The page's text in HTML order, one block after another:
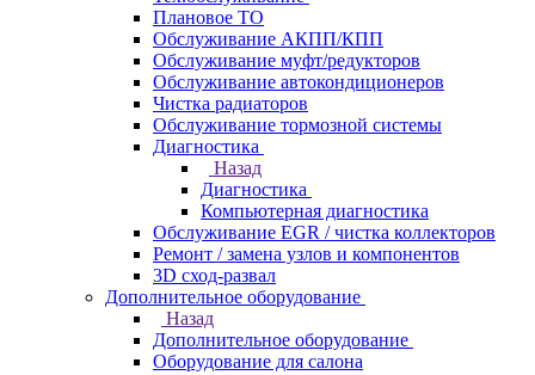
Плановое ТО
Обслуживание АКПП/КПП
Обслуживание муфт/редукторов
Обслуживание автокондиционеров
Чистка радиаторов
Обслуживание тормозной системы
Диагностика
Назад
Диагностика
Компьютерная диагностика
Обслуживание EGR / чистка коллекторов
Ремонт / замена узлов и компонентов
3D сход-развал
Дополнительное оборудование
Назад
Дополнительное оборудование
Оборудование для салона